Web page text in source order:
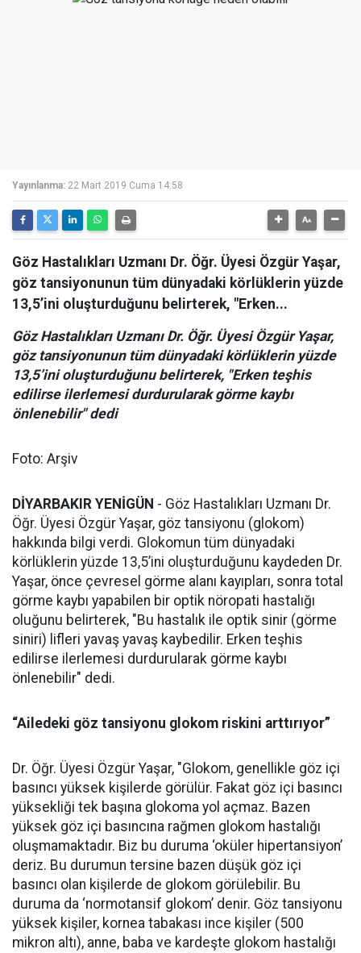
Yayınlanma: 22 Mart 2019 Cuma 14:58
Göz Hastalıkları Uzmanı Dr. Öğr. Üyesi Özgür Yaşar,
göz tansiyonunun tüm dünyadaki körlüklerin yüzde
13,5’ini oluşturduğunu belirterek, "Erken...
Göz Hastalıkları Uzmanı Dr. Öğr. Üyesi Özgür Yaşar,
göz tansiyonunun tüm dünyadaki körlüklerin yüzde
13,5’ini oluşturduğunu belirterek, "Erken teşhis
edilirse ilerlemesi durdurularak görme kaybı
önlenebilir" dedi
Foto: Arşiv
DİYARBAKIR YENİGÜN - Göz Hastalıkları Uzmanı Dr.
Öğr. Üyesi Özgür Yaşar, göz tansiyonu (glokom)
hakkında bilgi verdi. Glokomun tüm dünyadaki
körlüklerin yüzde 13,5’ini oluşturduğunu kaydeden Dr.
Yaşar, önce çevresel görme alanı kayıpları, sonra total
görme kaybı yapabilen bir optik nöropati hastalığı
oluğunu belirterek, "Bu hastalık ile optik sinir (görme
siniri) lifleri yavaş yavaş kaybedilir. Erken teşhis
edilirse ilerlemesi durdurularak görme kaybı
önlenebilir" dedi.
“Ailedeki göz tansiyonu glokom riskini arttırıyor”
Dr. Öğr. Üyesi Özgür Yaşar, "Glokom, genellikle göz içi
basıncı yüksek kişilerde görülür. Fakat göz içi basıncı
yüksekliği tek başına glokoma yol açmaz. Bazen
yüksek göz içi basıncına rağmen glokom hastalığı
oluşmamaktadır. Biz bu duruma ‘oküler hipertansiyon’
deriz. Bu durumun tersine bazen düşük göz içi
basıncı olan kişilerde de glokom görülebilir. Bu
duruma da ‘normotansif glokom’ denir. Göz tansiyonu
yüksek kişiler, kornea tabakası ince kişiler (500
mikron altı), anne, baba ve kardeşte glokom hastalığı